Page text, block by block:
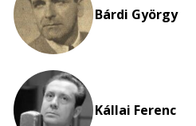
Bárdi György
Kállai Ferenc